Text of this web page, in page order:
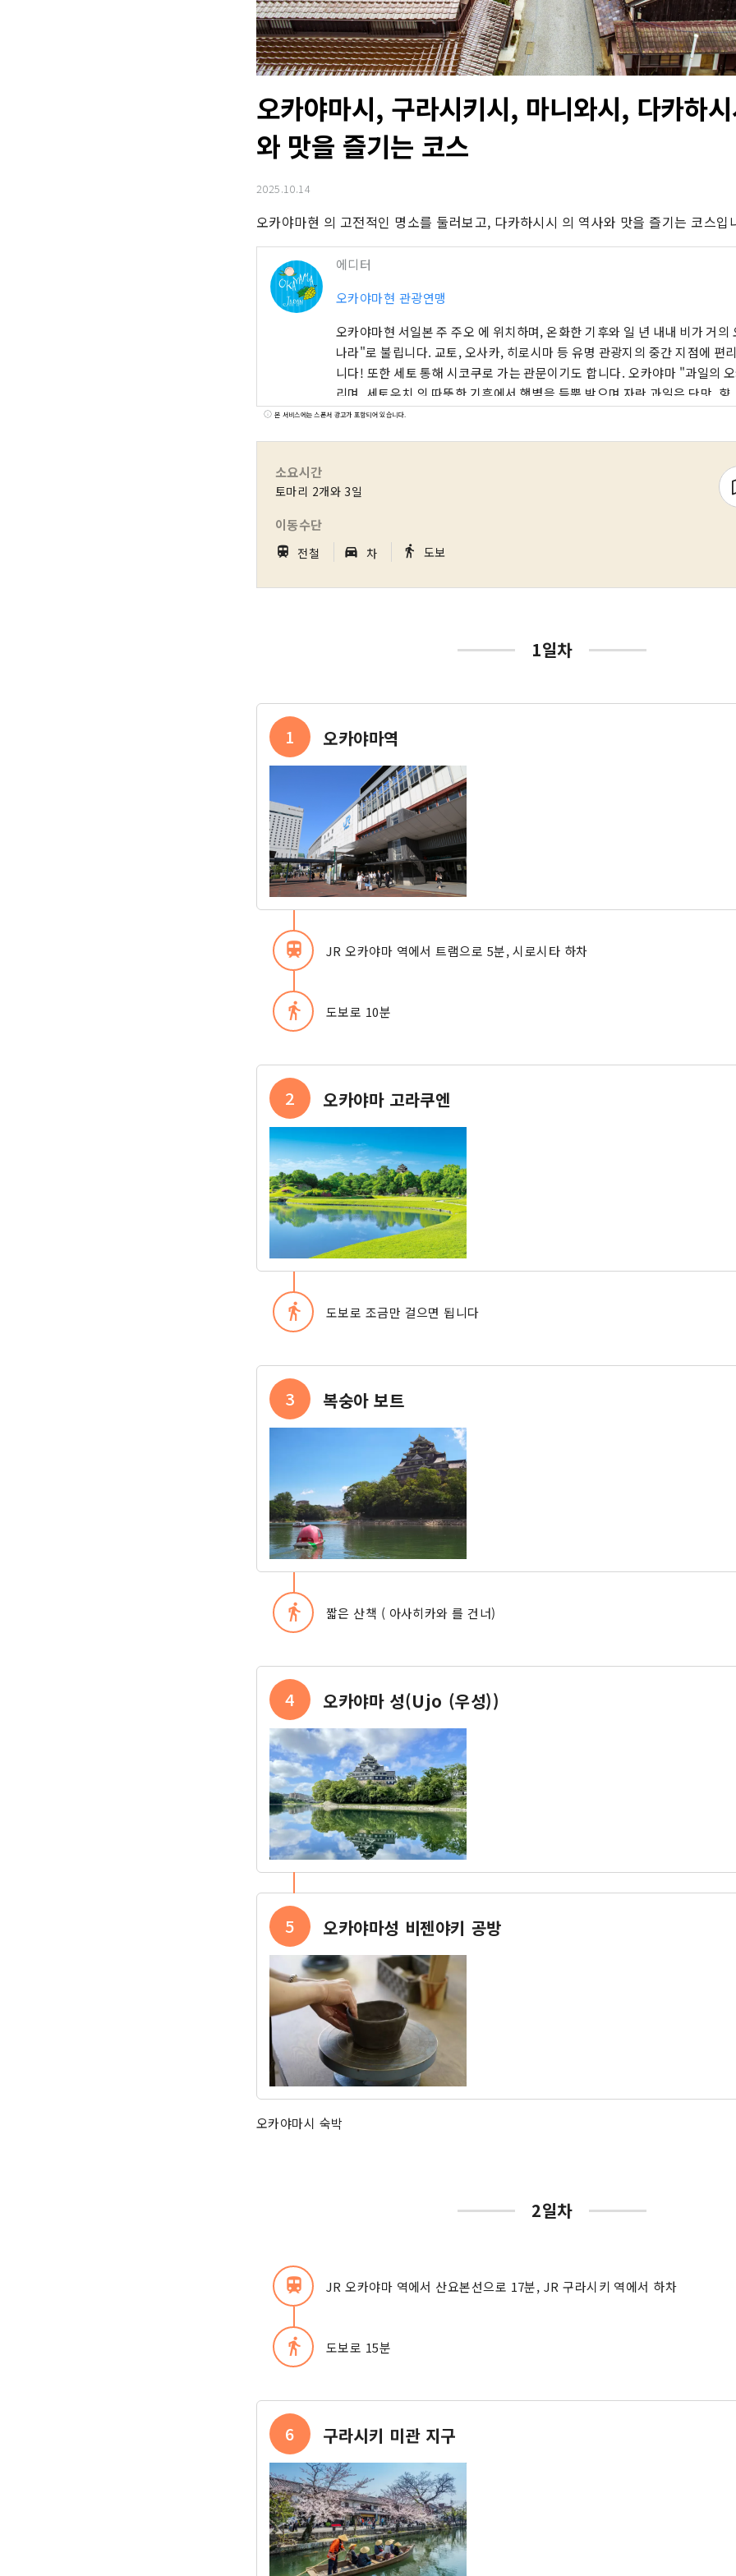
오카야마시, 구라시키시, 마니와시, 다카하
와 맛을 즐기는 코스
2025.10.14
오카야마현 의 고전적인 명소를 둘러보고, 다카하시시 의 역사와 맛을 즐기는 코스입
에디터
오카야마현 관광연맹
오카야마현 서일본 주 주오 에 위치하며, 온화한 기후와 일 년 내내 비가 거의
나라"로 불립니다. 교토, 오사카, 히로시마 등 유명 관광지의 중간 지점에 편
니다! 또한 세토 통해 시코쿠로 가는 관문이기도 합니다. 오카야마 "과일의 오카야마"라고도 불
리며, 세토우치 의 따뜻한 기후에서 햇볕을 듬뿍 받으며 자란 과일은 단맛, 향
품질을 자랑합니다. 백도, 머스캣 포도, 피오네 포도 등 제철 과일을 즐겨보세요! 오카야마
본 서비스에는 스폰서 광고가 포함되어 있습니다.
소요시간
토마리 2개와 3일
이동수단
train 전철 ｜ directions_car_filled 차 ｜ directions_walk 도보
1일차
1 오카야마역
train JR 오카야마 역에서 트램으로 5분, 시로시타 하차
directions_walk 도보로 10분
2 오카야마 고라쿠엔
directions_walk 도보로 조금만 걸으면 됩니다
3 복숭아 보트
directions_walk 짧은 산책 ( 아사히카와 를 건너)
4 오카야마 성(Ujo (우성))
5 오카야마성 비젠야키 공방
오카야마시 숙박
2일차
train JR 오카야마 역에서 산요본선으로 17분, JR 구라시키 역에서 하차
directions_walk 도보로 15분
6 구라시키 미관 지구